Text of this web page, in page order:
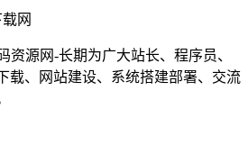
资源网-长期为广大站长、程序员、
载、网站建设、系统搭建部署、交流